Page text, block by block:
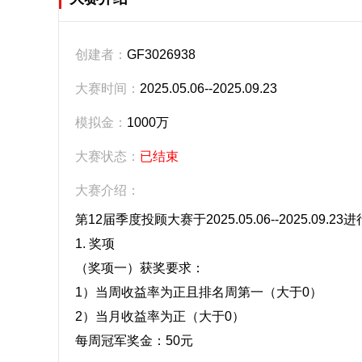
创建者： GF3026938
大赛时间： 2025.05.06--2025.09.23
模拟金： 1000万
大赛状态： 已结束
大赛介绍：
第12届季度投顾大赛于2025.05.06--2025.09.23进
1. 奖项
（奖项一）获奖要求：
1）当周收益率为正且排名周第一（大于0）
2）当月收益率为正（大于0）
每周冠军奖金：50元